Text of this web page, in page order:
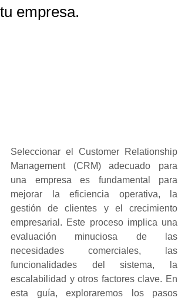
tu empresa.
Seleccionar el Customer Relationship
Management (CRM) adecuado para
una empresa es fundamental para
mejorar la eficiencia operativa, la
gestión de clientes y el crecimiento
empresarial. Este proceso implica una
evaluación minuciosa de las
necesidades comerciales, las
funcionalidades del sistema, la
escalabilidad y otros factores clave. En
esta guía, exploraremos los pasos